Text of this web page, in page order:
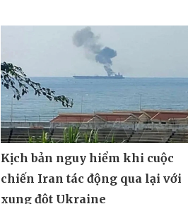
Kịch bản nguy hiểm khi cuộc
chiến Iran tác động qua lại với
xung đột Ukraine